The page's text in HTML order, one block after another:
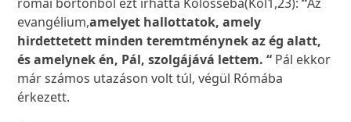
evangélium,amelyet hallottatok, amely
hirdettetett minden teremtménynek az ég alatt,
és amelynek én, Pál, szolgájává lettem. “ Pál ekkor
már számos utazáson volt túl, végül Rómába
érkezett.